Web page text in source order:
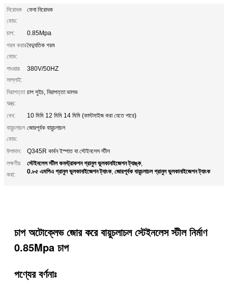
নিরোধক
মোড:
ফেনা নিরোধক
চাপ:
0.85Mpa
গরম করার
মোড:
বৈদ্যুতিক গরম
পাওয়ার
সাপ্লাই:
380V/50HZ
নিরাপত্তা
যন্ত্র:
চাপ সুইচ, নিরাপত্তা ভালভ
বেধ:
10 মিমি 12 মিমি 14 মিমি (কাস্টমাইজ করা যেতে পারে)
বায়ুচলাচল
মোড:
জোরপূর্বক বায়ুচলাচল
উপাদান:
Q345R কার্বন ইস্পাত বা স্টেইনলেস স্টীল
লক্ষণীয়
করা:
স্টেইনলেস স্টীল কনস্ট্রাকশন গ্রানুল ভুলকানাইজেশন ট্যাঙ্ক,
0.৮৫ এমপিএ গ্রানুল ভুলকানাইজেশন ট্যাংক, জোরপূর্বক বায়ুচলাচল গ্রানুল ভুলকানাইজেশন ট্যাংক
চাপ অটোক্লেভ জোর করে বায়ুচলাচল স্টেইনলেস স্টীল নির্মাণ
0.85Mpa চাপ
পণ্যের বর্ণনাঃ